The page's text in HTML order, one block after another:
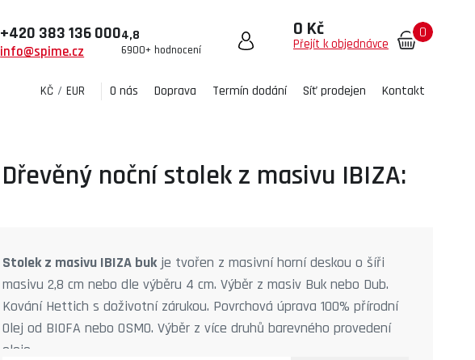
+420 383 136 000
info@spime.cz
4,8
6900+ hodnocení
0 Kč
Přejít k objednávce
0
KČ / EUR O nás Doprava Termín dodání Síť prodejen Kontakt
Dřevěný noční stolek z masivu IBIZA:
Stolek z masivu IBIZA bukje tvořen z masivní horní deskou o šíři
masivu 2,8 cm nebo dle výběru 4 cm. Výběr z masiv Buk nebo Dub.
Kování Hettich s doživotní zárukou. Povrchová úprava 100% přírodní
Olej od BIOFA nebo OSMO. Výběr z více druhů barevného provedení
oleje.